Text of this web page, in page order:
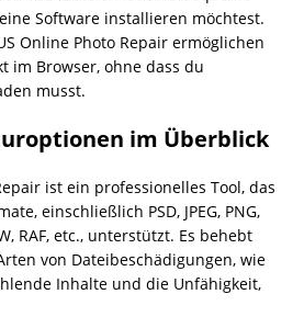
Software installieren möchtest.
Online Photo Repair ermöglichen
im Browser, ohne dass du
musst.
im Überblick
ist ein professionelles Tool, das
einschließlich PSD, JPEG, PNG,
RAF, etc., unterstützt. Es behebt
von Dateibeschädigungen, wie
Inhalte und die Unfähigkeit,